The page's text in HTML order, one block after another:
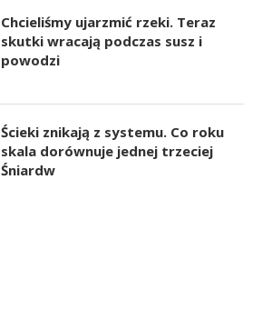
Chcieliśmy ujarzmić rzeki. Teraz
skutki wracają podczas susz i
powodzi
Ścieki znikają z systemu. Co roku
skala dorównuje jednej trzeciej
Śniardw